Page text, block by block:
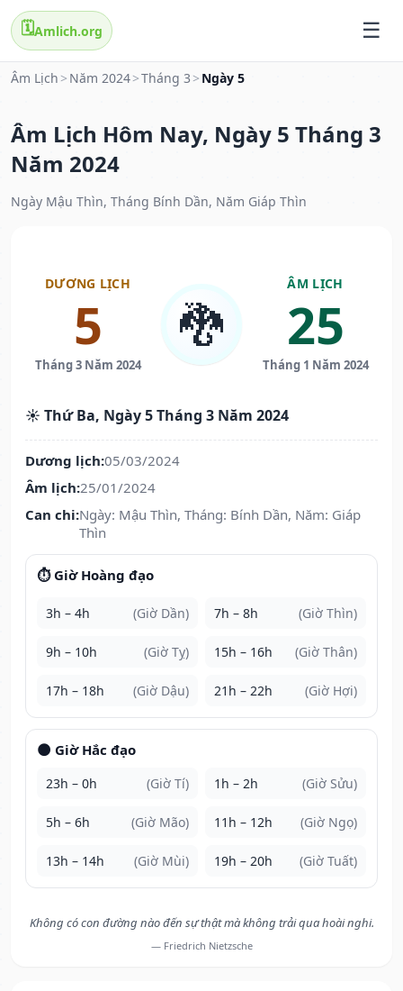
🗓️Amlich.org
Âm Lịch > Năm 2024>Tháng 3 > Ngày 5
Âm Lịch Hôm Nay, Ngày 5 Tháng 3
Năm 2024
Ngày Mậu Thìn, Tháng Bính Dần, Năm Giáp Thìn
DƯƠNG LỊCH
5
Tháng 3 Năm 2024
🐉
ÂM LỊCH
25
Tháng 1 Năm 2024
☀️ Thứ Ba, Ngày 5 Tháng 3 Năm 2024
Dương lịch:05/03/2024
Âm lịch:25/01/2024
Can chi:Ngày: Mậu Thìn, Tháng: Bính Dần, Năm: Giáp
Thìn
⏱️ Giờ Hoàng đạo
3h – 4h (Giờ Dần) 7h – 8h (Giờ Thìn)
9h – 10h (Giờ Tỵ) 15h – 16h (Giờ Thân)
17h – 18h (Giờ Dậu) 21h – 22h (Giờ Hợi)
🌑 Giờ Hắc đạo
23h – 0h (Giờ Tí) 1h – 2h (Giờ Sửu)
5h – 6h (Giờ Mão) 11h – 12h (Giờ Ngọ)
13h – 14h (Giờ Mùi) 19h – 20h (Giờ Tuất)
Không có con đường nào đến sự thật mà không trải qua hoài nghi.
— Friedrich Nietzsche